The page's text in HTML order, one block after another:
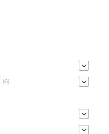
(6)